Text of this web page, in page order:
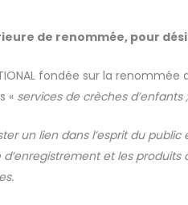
de renommée, pour
fondée sur la renommée
« services de crèches
un lien dans l’esprit du public
et les